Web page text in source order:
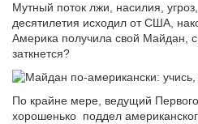
Мутный поток лжи, насилия,
десятилетия исходил от США,
Америка получила свой Майдан,
заткнется?
По крайне мере, ведущий
хорошенько поддел